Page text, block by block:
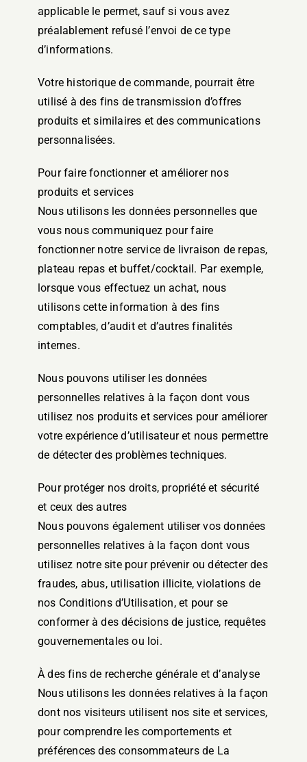
applicable le permet, sauf si vous avez
préalablement refusé l’envoi de ce type
d’informations.
Votre historique de commande, pourrait être
utilisé à des fins de transmission d’offres
produits et similaires et des communications
personnalisées.
Pour faire fonctionner et améliorer nos
produits et services
Nous utilisons les données personnelles que
vous nous communiquez pour faire
fonctionner notre service de livraison de repas,
plateau repas et buffet/cocktail. Par exemple,
lorsque vous effectuez un achat, nous
utilisons cette information à des fins
comptables, d’audit et d’autres finalités
internes.
Nous pouvons utiliser les données
personnelles relatives à la façon dont vous
utilisez nos produits et services pour améliorer
votre expérience d’utilisateur et nous permettre
de détecter des problèmes techniques.
Pour protéger nos droits, propriété et sécurité
et ceux des autres
Nous pouvons également utiliser vos données
personnelles relatives à la façon dont vous
utilisez notre site pour prévenir ou détecter des
fraudes, abus, utilisation illicite, violations de
nos Conditions d’Utilisation, et pour se
conformer à des décisions de justice, requêtes
gouvernementales ou loi.
À des fins de recherche générale et d’analyse
Nous utilisons les données relatives à la façon
dont nos visiteurs utilisent nos site et services,
pour comprendre les comportements et
préférences des consommateurs de La